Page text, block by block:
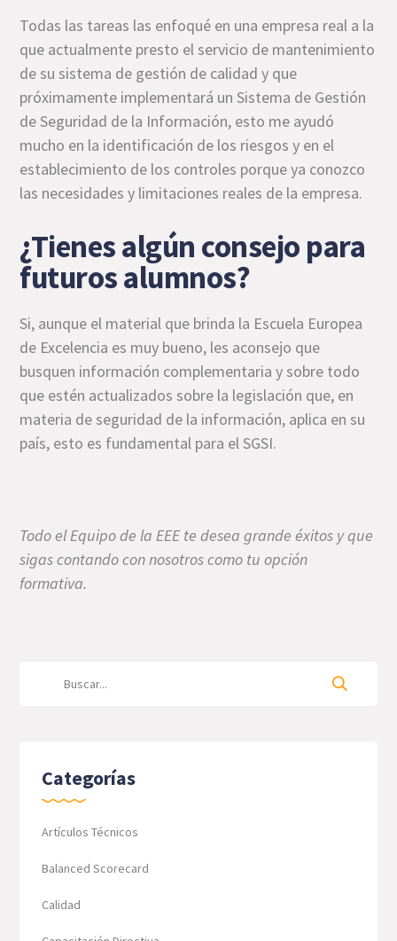
Todas las tareas las enfoqué en una empresa real a la
que actualmente presto el servicio de mantenimiento
de su sistema de gestión de calidad y que
próximamente implementará un Sistema de Gestión
de Seguridad de la Información, esto me ayudó
mucho en la identificación de los riesgos y en el
establecimiento de los controles porque ya conozco
las necesidades y limitaciones reales de la empresa.
¿Tienes algún consejo para
futuros alumnos?
Si, aunque el material que brinda la Escuela Europea
de Excelencia es muy bueno, les aconsejo que
busquen información complementaria y sobre todo
que estén actualizados sobre la legislación que, en
materia de seguridad de la información, aplica en su
país, esto es fundamental para el SGSI.
Todo el Equipo de la EEE te desea grande éxitos y que
sigas contando con nosotros como tu opción
formativa.
Categorías
Artículos Técnicos
Balanced Scorecard
Calidad